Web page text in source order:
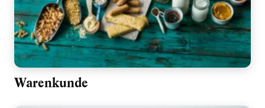
Warenkunde